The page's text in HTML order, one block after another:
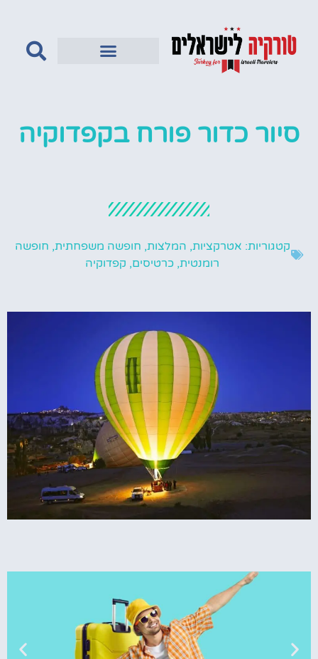
סיור כדור פורח בקפדוקיה
קטגוריות: אטרקציות, המלצות, חופשה משפחתית, חופשה
רומנטית, כרטיסים, קפדוקיה